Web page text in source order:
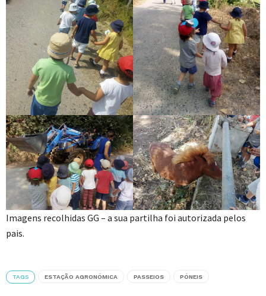
Imagens recolhidas GG – a sua partilha foi autorizada pelos
pais.
TAGS ESTAÇÃO AGRONÓMICA PASSEIOS PÓNEIS